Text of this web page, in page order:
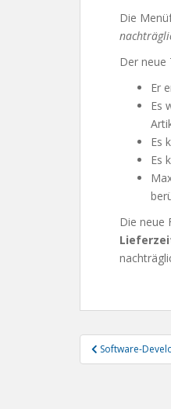
Die
Der neue
Er
Es
Es
Es
Die neue
Software-